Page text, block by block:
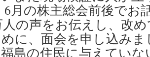
6月の株主総会前後でお
人の声をお伝えし、改
に、面会を申し込み
島の住民に与えていな